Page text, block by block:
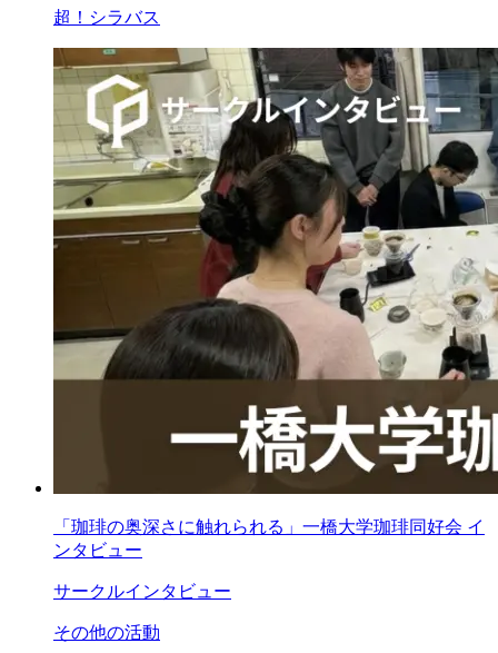
超！シラバス
「珈琲の奥深さに触れられる」一橋大学珈琲同好会 イ
ンタビュー
サークルインタビュー
その他の活動